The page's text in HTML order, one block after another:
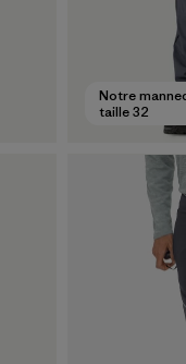
Notre
taille 32